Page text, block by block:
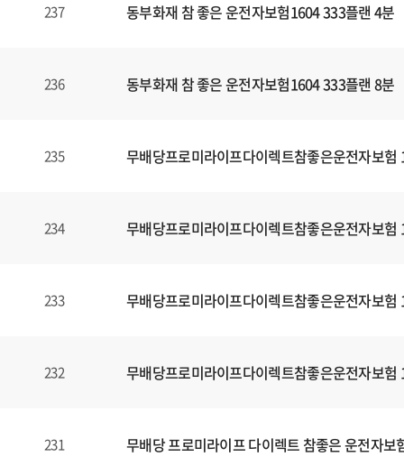
237 동부화재 참 좋은 운전자보험1604 333플랜 4분
236 동부화재 참 좋은 운전자보험1604 333플랜 8분
235 무배당프로미라이프다이렉트참좋은운전자보험
234 무배당프로미라이프다이렉트참좋은운전자보험
233 무배당프로미라이프다이렉트참좋은운전자보험
232 무배당프로미라이프다이렉트참좋은운전자보험
231 무배당 프로미라이프 다이렉트 참좋은 운전자보